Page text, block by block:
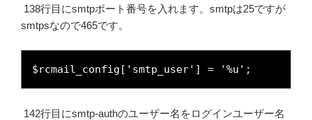
138行目にsmtpポート番号を入れます。smtpは25ですが
smtpsなので465です。
$rcmail_config['smtp_user'] = '%u';
142行目にsmtp-authのユーザー名をログインユーザー名